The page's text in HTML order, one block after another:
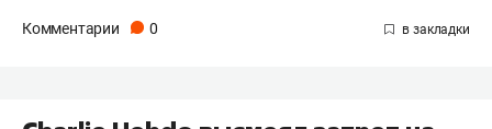
Комментарии 0